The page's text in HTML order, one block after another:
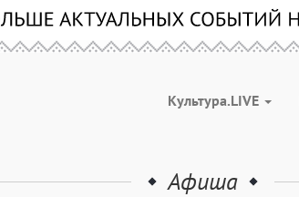
Культура.LIVE
Афиша